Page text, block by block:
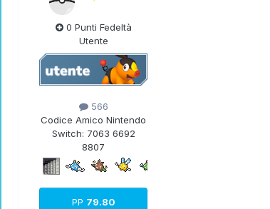
0 Punti Fedeltà
Utente
566
Codice Amico Nintendo
Switch: 7063 6692
8807
PP 79.80